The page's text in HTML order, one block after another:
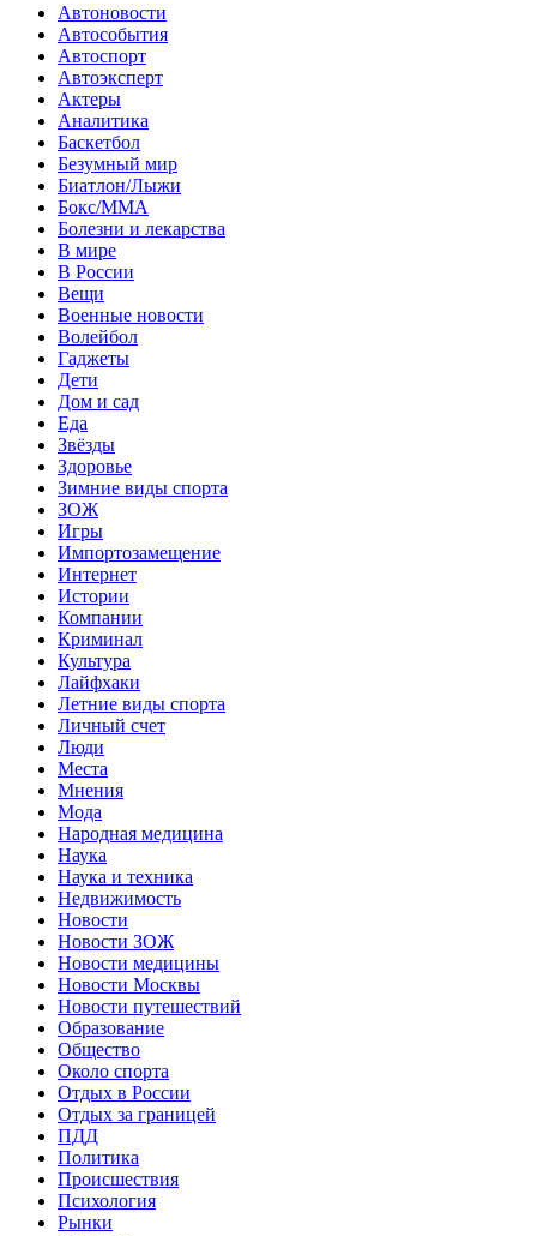
Автоновости
Автособытия
Автоспорт
Автоэксперт
Актеры
Аналитика
Баскетбол
Безумный мир
Биатлон/Лыжи
Бокс/MMA
Болезни и лекарства
В мире
В России
Вещи
Военные новости
Волейбол
Гаджеты
Дети
Дом и сад
Еда
Звёзды
Здоровье
Зимние виды спорта
ЗОЖ
Игры
Импортозамещение
Интернет
Истории
Компании
Криминал
Культура
Лайфхаки
Летние виды спорта
Личный счет
Люди
Места
Мнения
Мода
Народная медицина
Наука
Наука и техника
Недвижимость
Новости
Новости ЗОЖ
Новости медицины
Новости Москвы
Новости путешествий
Образование
Общество
Около спорта
Отдых в России
Отдых за границей
ПДД
Политика
Происшествия
Психология
Рынки